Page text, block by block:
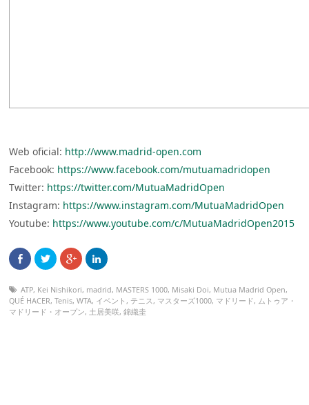
Web oficial: http://www.madrid-open.com
Facebook: https://www.facebook.com/mutuamadridopen
Twitter: https://twitter.com/MutuaMadridOpen
Instagram: https://www.instagram.com/MutuaMadridOpen
Youtube: https://www.youtube.com/c/MutuaMadridOpen2015
ATP, Kei Nishikori, madrid, MASTERS 1000, Misaki Doi, Mutua Madrid Open,
QUÉ HACER,Tenis,WTA, イベント , テニス , マスターズ1000, マドリード, ムトゥア・
マドリード・オープン, 土居美咲,錦織圭